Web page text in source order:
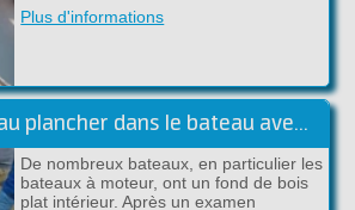
Plus d'informations
Faire un nouveau plancher dans le bateau avec du polyester
De nombreux bateaux, en particulier les
bateaux à moteur, ont un fond de bois
plat intérieur. Après un examen